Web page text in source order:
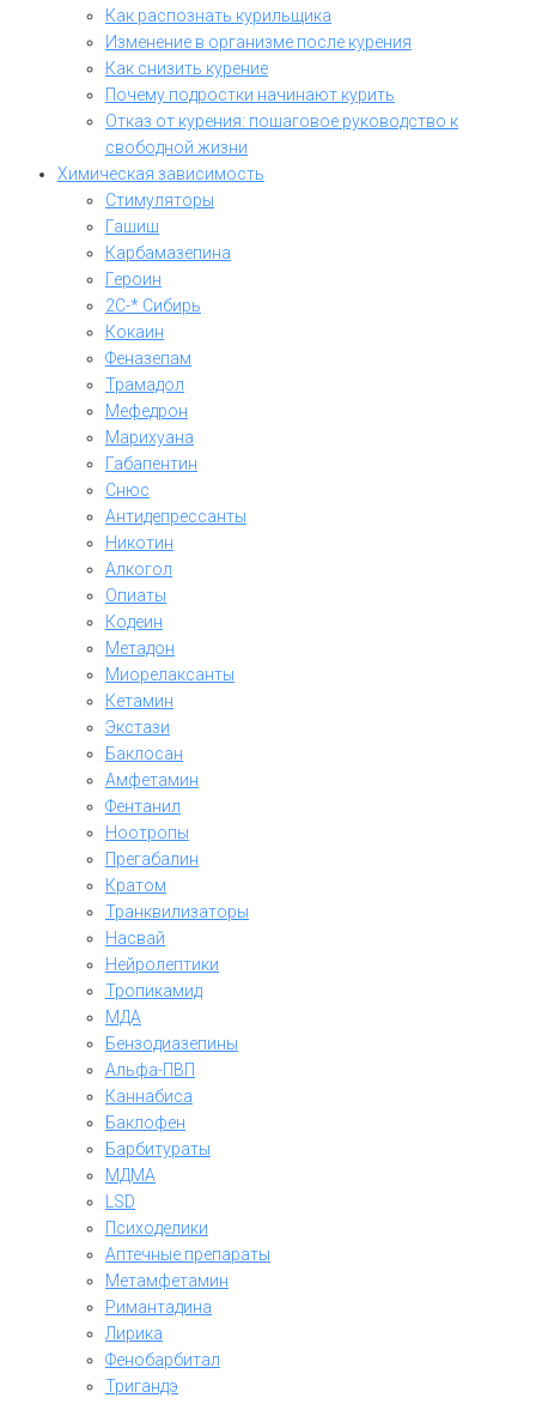
Как распознать курильщика
Изменение в организме после курения
Как снизить курение
Почему подростки начинают курить
Отказ от курения: пошаговое руководство к
свободной жизни
Химическая зависимость
Стимуляторы
Гашиш
Карбамазепина
Героин
2C-* Сибирь
Кокаин
Феназепам
Трамадол
Мефедрон
Марихуана
Габапентин
Снюс
Антидепрессанты
Никотин
Алкогол
Опиаты
Кодеин
Метадон
Миорелаксанты
Кетамин
Экстази
Баклосан
Амфетамин
Фентанил
Ноотропы
Прегабалин
Кратом
Транквилизаторы
Насвай
Нейролептики
Тропикамид
МДА
Бензодиазепины
Альфа-ПВП
Каннабиса
Баклофен
Барбитураты
МДМА
LSD
Психоделики
Аптечные препараты
Метамфетамин
Римантадина
Лирика
Фенобарбитал
Тригандэ